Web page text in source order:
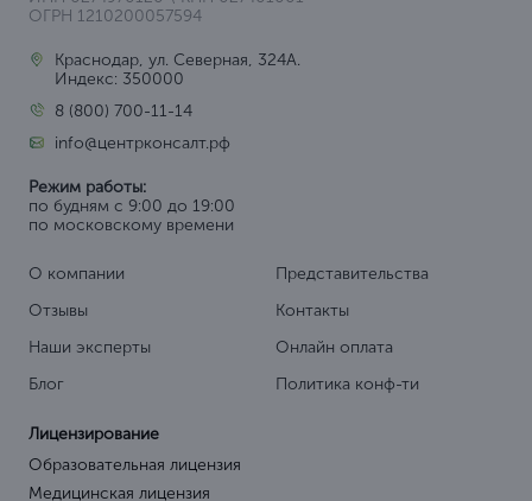
ОГРН 1210200057594
Краснодар, ул. Северная, 324А.
Индекс: 350000
8 (800) 700-11-14
info@центрконсалт.рф
Режим работы:
по будням с 9:00 до 19:00
по московскому времени
О компании
Отзывы
Наши эксперты
Блог
Представительства
Контакты
Онлайн оплата
Политика конф-ти
Лицензирование
Образовательная лицензия
Медицинская лицензия